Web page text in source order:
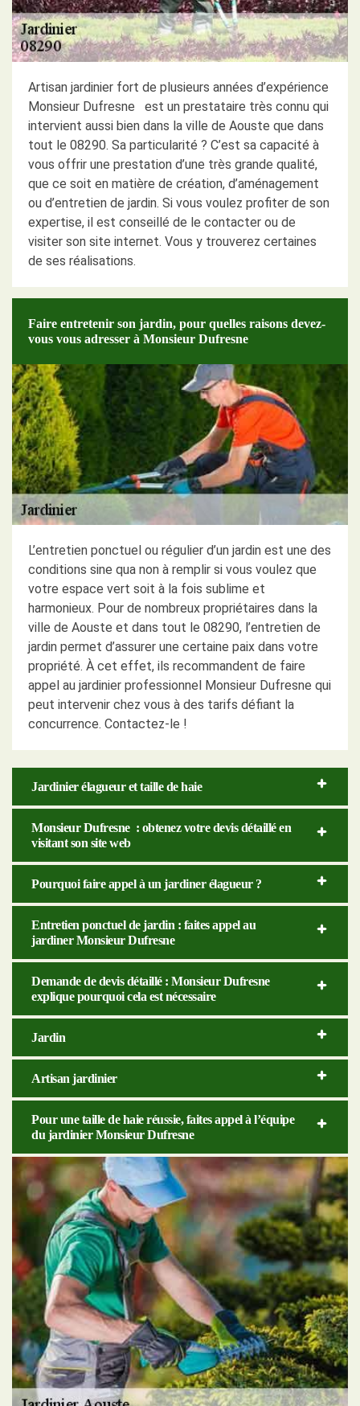
Artisan jardinier fort de plusieurs années d’expérience
Monsieur Dufresne est un prestataire très connu qui
intervient aussi bien dans la ville de Aouste que dans
tout le 08290. Sa particularité ? C’est sa capacité à
vous offrir une prestation d’une très grande qualité,
que ce soit en matière de création, d’aménagement
ou d’entretien de jardin. Si vous voulez profiter de son
expertise, il est conseillé de le contacter ou de
visiter son site internet. Vous y trouverez certaines
de ses réalisations.
Faire entretenir son jardin, pour quelles raisons devez-
vous vous adresser à Monsieur Dufresne
L’entretien ponctuel ou régulier d’un jardin est une des
conditions sine qua non à remplir si vous voulez que
votre espace vert soit à la fois sublime et
harmonieux. Pour de nombreux propriétaires dans la
ville de Aouste et dans tout le 08290, l’entretien de
jardin permet d’assurer une certaine paix dans votre
propriété. À cet effet, ils recommandent de faire
appel au jardinier professionnel Monsieur Dufresne qui
peut intervenir chez vous à des tarifs défiant la
concurrence. Contactez-le !
Jardinier élagueur et taille de haie
Monsieur Dufresne : obtenez votre devis détaillé en
visitant son site web
Pourquoi faire appel à un jardiner élagueur ?
Entretien ponctuel de jardin : faites appel au
jardiner Monsieur Dufresne
Demande de devis détaillé : Monsieur Dufresne
explique pourquoi cela est nécessaire
Jardin
Artisan jardinier
Pour une taille de haie réussie, faites appel à l’équipe
du jardinier Monsieur Dufresne